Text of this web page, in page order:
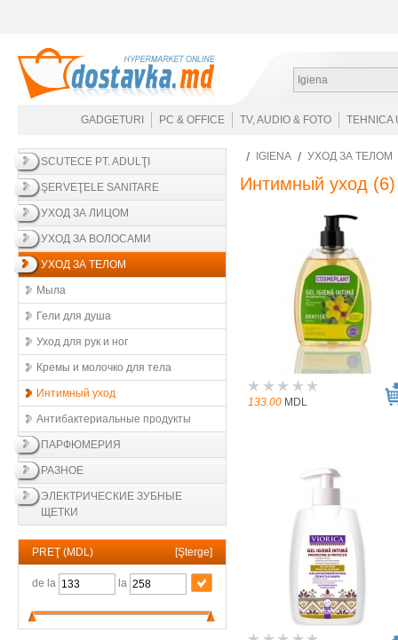
Igiena
GADGETURI PC & OFFICE TV, AUDIO & FOTO TEHNICA
SCUTECE PT. ADULŢI
ŞERVEŢELE SANITARE
УХОД ЗА ЛИЦОМ
УХОД ЗА ВОЛОСАМИ
УХОД ЗА ТЕЛОМ
Мыла
Гели для душа
Уход для рук и ног
Кремы и молочко для тела
Интимный уход
Антибактериальные продукты
ПАРФЮМЕРИЯ
РАЗНОЕ
ЭЛЕКТРИЧЕСКИЕ ЗУБНЫЕ
ЩЕТКИ
PREŢ (MDL) [Şterge]
de la la
IGIENA УХОД ЗА ТЕЛОМ
Интимный уход (6)
133.00 MDL